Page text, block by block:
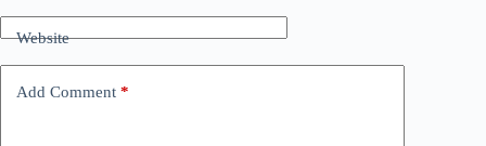
Website
Add Comment *